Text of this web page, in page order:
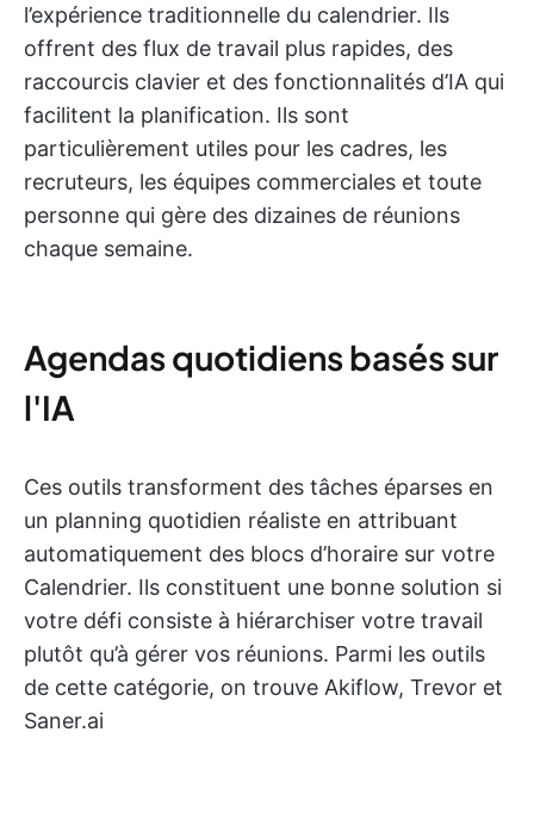
l’expérience traditionnelle du calendrier. Ils
offrent des flux de travail plus rapides, des
raccourcis clavier et des fonctionnalités d’IA qui
facilitent la planification. Ils sont
particulièrement utiles pour les cadres, les
recruteurs, les équipes commerciales et toute
personne qui gère des dizaines de réunions
chaque semaine.
Agendas quotidiens basés sur
l'IA
Ces outils transforment des tâches éparses en
un planning quotidien réaliste en attribuant
automatiquement des blocs d’horaire sur votre
Calendrier. Ils constituent une bonne solution si
votre défi consiste à hiérarchiser votre travail
plutôt qu’à gérer vos réunions. Parmi les outils
de cette catégorie, on trouve Akiflow, Trevor et
Saner.ai